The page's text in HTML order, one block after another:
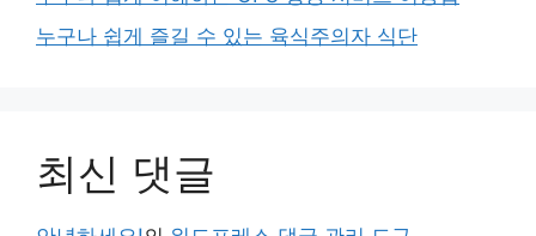
누구나 쉽게 즐길 수 있는 육식주의자 식단
최신 댓글